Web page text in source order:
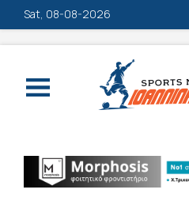
Sat, 08-08-2026